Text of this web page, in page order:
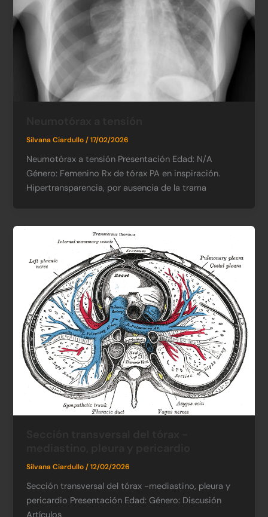
Silvana Ciardullo/17/02/2026
Neumotórax a tensión Presentación Edad: N/A​
Género: Femenino​ Rx de tórax PA en inspiración.
Hipertransparencia, por ausencia de la trama
Silvana Ciardullo/12/02/2026
Sección transversal del tórax -mediastino, pleura y
pericardio Presentación Edad: Género: Discusión